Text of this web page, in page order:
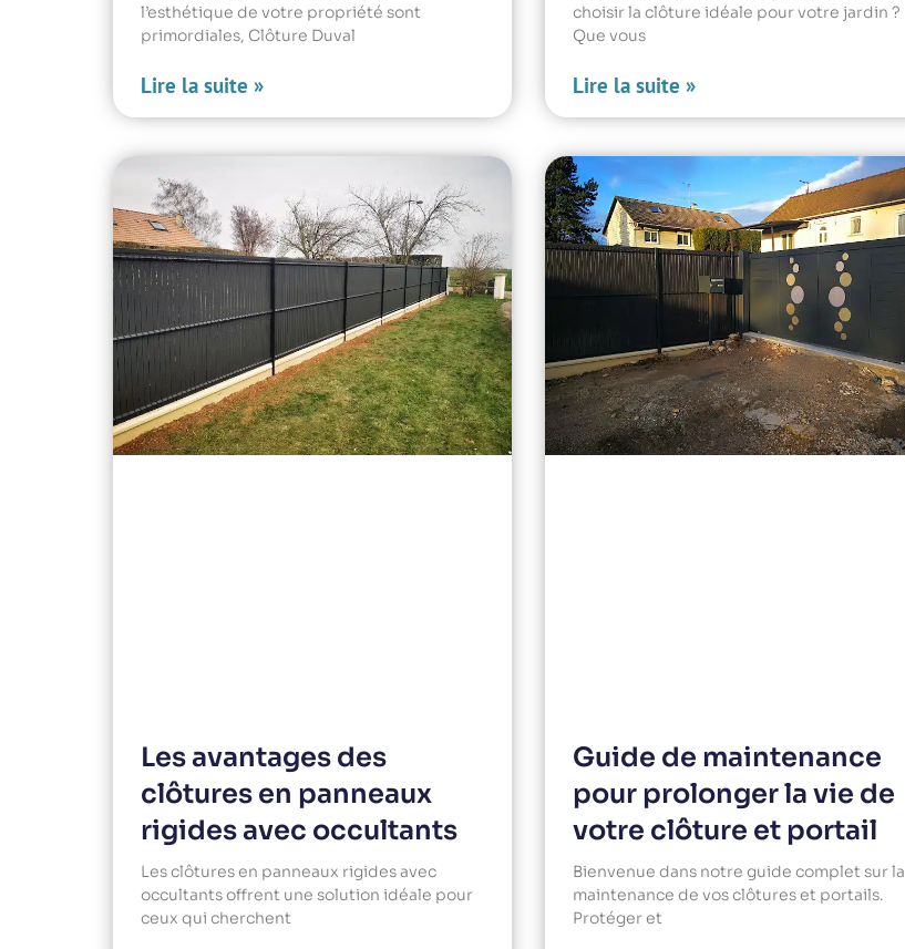
l’esthétique de votre propriété sont
primordiales, Clôture Duval
Lire la suite »
choisir la clôture idéale pour votre jardin ?
Que vous
Lire la suite »
Les avantages des
clôtures en panneaux
rigides avec occultants
Les clôtures en panneaux rigides avec
occultants offrent une solution idéale pour
ceux qui cherchent
Guide de maintenance
pour prolonger la vie de
votre clôture et portail
Bienvenue dans notre guide complet sur la
maintenance de vos clôtures et portails.
Protéger et